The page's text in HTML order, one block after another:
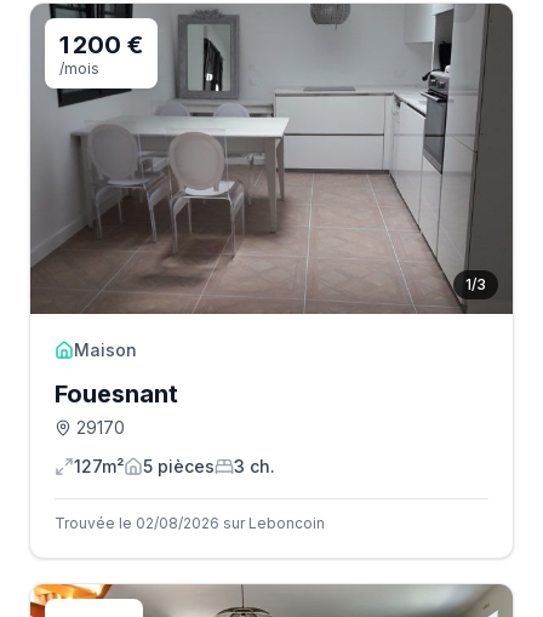
1/3
1 200 €
/mois
Maison
Fouesnant
29170
127m²
5 pièces 3 ch.
Trouvée le 02/08/2026 sur Leboncoin